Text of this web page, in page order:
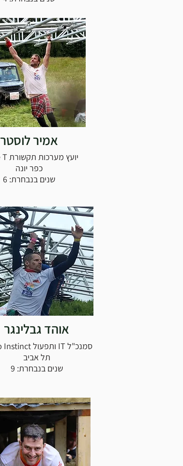
אמיר לוסטר
יועץ מערכות תקשורת Triple T
כפר יונה
שנים בנבחרת: 6
אוהד גבלינגר
סמנכ"ל IT ותפעול Deep Instinct
תל אביב
שנים בנבחרת: 9